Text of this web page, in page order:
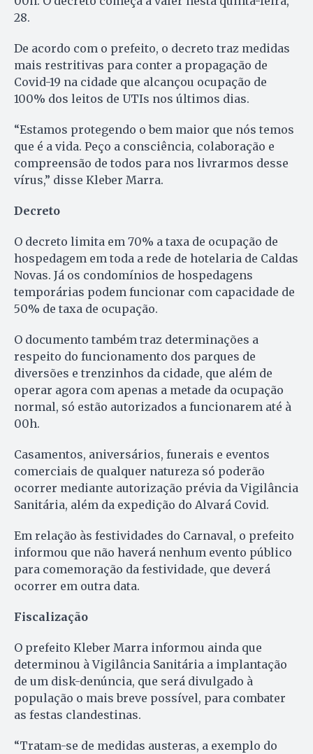
28.
De acordo com o prefeito, o decreto traz medidas
mais restritivas para conter a propagação de
Covid-19 na cidade que alcançou ocupação de
100% dos leitos de UTIs nos últimos dias.
“Estamos protegendo o bem maior que nós temos
que é a vida. Peço a consciência, colaboração e
compreensão de todos para nos livrarmos desse
vírus,” disse Kleber Marra.
Decreto
O decreto limita em 70% a taxa de ocupação de
hospedagem em toda a rede de hotelaria de Caldas
Novas. Já os condomínios de hospedagens
temporárias podem funcionar com capacidade de
50% de taxa de ocupação.
O documento também traz determinações a
respeito do funcionamento dos parques de
diversões e trenzinhos da cidade, que além de
operar agora com apenas a metade da ocupação
normal, só estão autorizados a funcionarem até à
00h.
Casamentos, aniversários, funerais e eventos
comerciais de qualquer natureza só poderão
ocorrer mediante autorização prévia da Vigilância
Sanitária, além da expedição do Alvará Covid.
Em relação às festividades do Carnaval, o prefeito
informou que não haverá nenhum evento público
para comemoração da festividade, que deverá
ocorrer em outra data.
Fiscalização
O prefeito Kleber Marra informou ainda que
determinou à Vigilância Sanitária a implantação
de um disk-denúncia, que será divulgado à
população o mais breve possível, para combater
as festas clandestinas.
“Tratam-se de medidas austeras, a exemplo do